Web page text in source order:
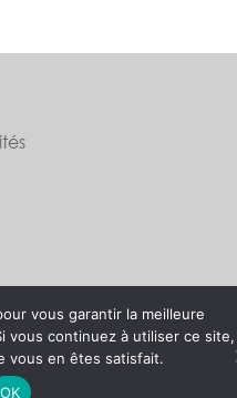
vous garantir la meilleure
vous continuez à utiliser ce site,
vous en êtes satisfait.
OK